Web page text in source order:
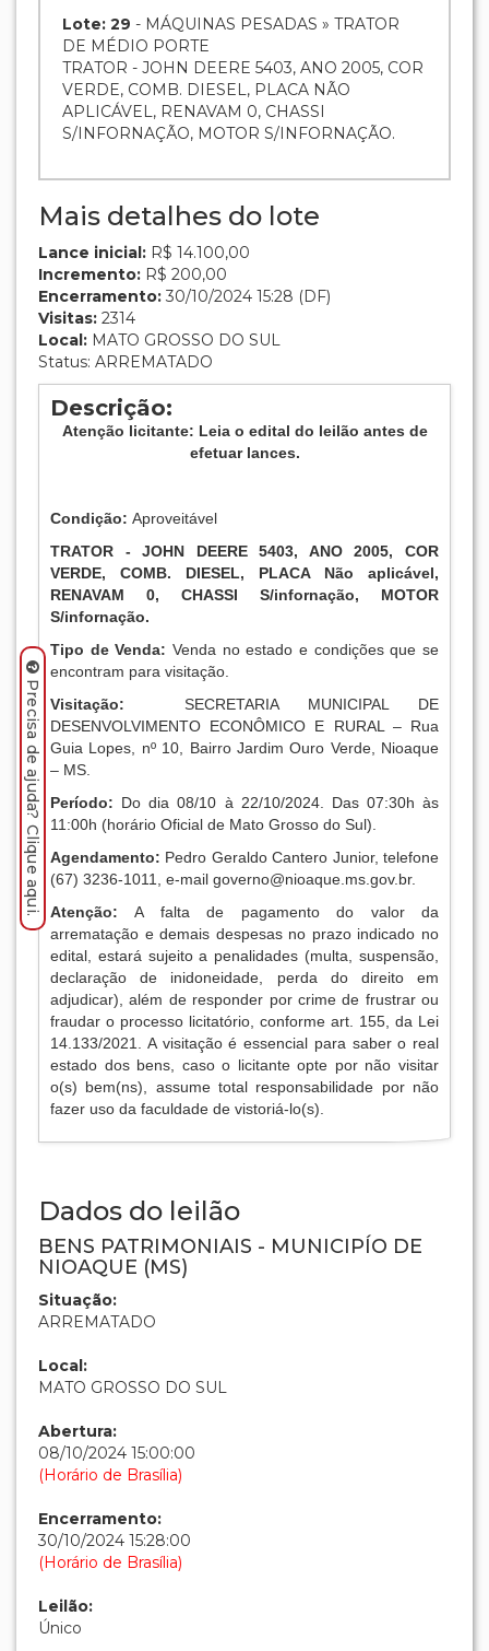
Lote: 29 - MÁQUINAS PESADAS » TRATOR
DE MÉDIO PORTE
TRATOR - JOHN DEERE 5403, ANO 2005, COR
VERDE, COMB. DIESEL, PLACA NÃO
APLICÁVEL, RENAVAM 0, CHASSI
S/INFORNAÇÃO, MOTOR S/INFORNAÇÃO.
Mais detalhes do lote
Lance inicial: R$ 14.100,00
Incremento: R$ 200,00
Encerramento: 30/10/2024 15:28 (DF)
Visitas: 2314
Local: MATO GROSSO DO SUL
Status: ARREMATADO
Descrição:
Atenção licitante: Leia o edital do leilão antes de
efetuar lances.
Condição: Aproveitável
TRATOR - JOHN DEERE 5403, ANO 2005, COR
VERDE, COMB. DIESEL, PLACA Não aplicável,
RENAVAM 0, CHASSI S/infornação, MOTOR
S/infornação.
Tipo de Venda: Venda no estado e condições que se
encontram para visitação.
Visitação: SECRETARIA MUNICIPAL DE
DESENVOLVIMENTO ECONÔMICO E RURAL – Rua
Guia Lopes, nº 10, Bairro Jardim Ouro Verde, Nioaque
– MS.
Período: Do dia 08/10 à 22/10/2024. Das 07:30h às
11:00h (horário Oficial de Mato Grosso do Sul).
Agendamento: Pedro Geraldo Cantero Junior, telefone
(67) 3236-1011, e-mail governo@nioaque.ms.gov.br.
Atenção:A falta de pagamento do valor da
arrematação e demais despesas no prazo indicado no
edital, estará sujeito a penalidades (multa, suspensão,
declaração de inidoneidade, perda do direito em
adjudicar), além de responder por crime de frustrar ou
fraudar o processo licitatório, conforme art. 155, da Lei
14.133/2021. A visitação é essencial para saber o real
estado dos bens, caso o licitante opte por não visitar
o(s) bem(ns), assume total responsabilidade por não
fazer uso da faculdade de vistoriá-lo(s).
Dados do leilão
BENS PATRIMONIAIS - MUNICIPÍO DE
NIOAQUE (MS)
Situação:
ARREMATADO
Local:
MATO GROSSO DO SUL
Abertura:
08/10/2024 15:00:00
(Horário de Brasília)
Encerramento:
30/10/2024 15:28:00
(Horário de Brasília)
Leilão:
Único
Precisa de ajuda? Clique aqui.